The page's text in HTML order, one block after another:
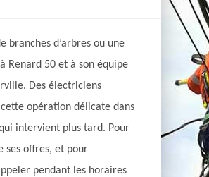
branches d’arbres ou une
Renard 50 et à son équipe
Des électriciens
opération délicate dans
intervient plus tard. Pour
ses offres, et pour
pendant les horaires